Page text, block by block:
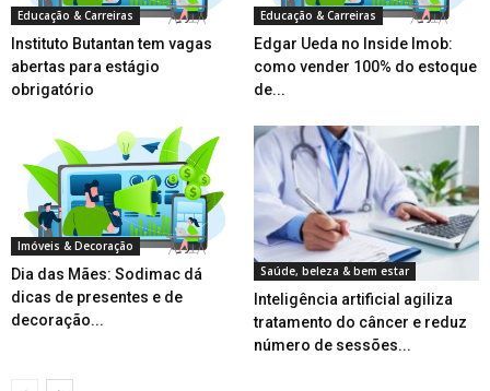
Educação & Carreiras
Instituto Butantan tem vagas
abertas para estágio
obrigatório
Educação & Carreiras
Edgar Ueda no Inside Imob:
como vender 100% do estoque
de...
Imóveis & Decoração
Dia das Mães: Sodimac dá
dicas de presentes e de
decoração...
Saúde, beleza & bem estar
Inteligência artificial agiliza
tratamento do câncer e reduz
número de sessões...